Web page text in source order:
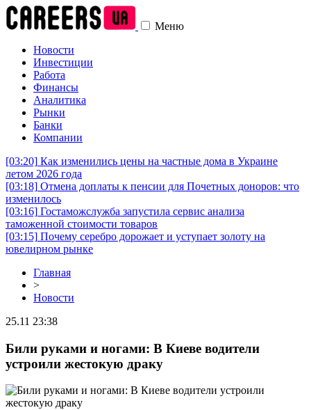
Меню
Новости
Инвестиции
Работа
Финансы
Аналитика
Рынки
Банки
Компании
[03:20] Как изменились цены на частные дома в Украине
летом 2026 года
[03:18] Отмена доплаты к пенсии для Почетных доноров: что
изменилось
[03:16] Гостаможслужба запустила сервис анализа
таможенной стоимости товаров
[03:15] Почему серебро дорожает и уступает золоту на
ювелирном рынке
Главная
>
Новости
25.11 23:38
Били руками и ногами: В Киеве водители
устроили жестокую драку